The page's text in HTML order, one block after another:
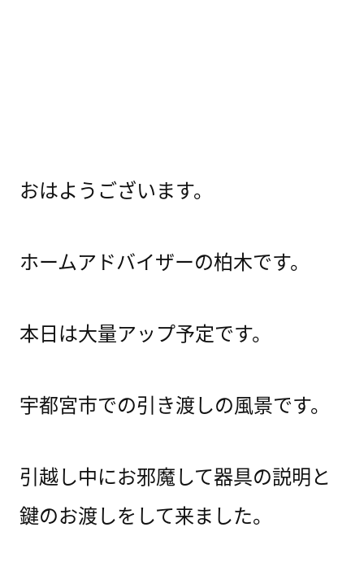
おはようございます。
ホームアドバイザーの柏木です。
本日は大量アップ予定です。
宇都宮市での引き渡しの風景です。
引越し中にお邪魔して器具の説明と
鍵のお渡しをして来ました。